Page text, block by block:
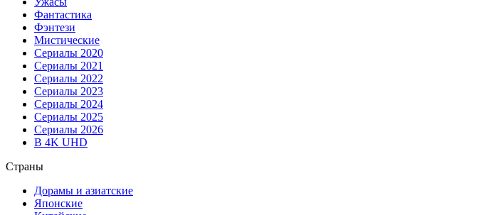
Фантастика
Фэнтези
Мистические
Сериалы 2020
Сериалы 2021
Сериалы 2022
Сериалы 2023
Сериалы 2024
Сериалы 2025
Сериалы 2026
В 4K UHD
Страны
Дорамы и азиатские
Японские